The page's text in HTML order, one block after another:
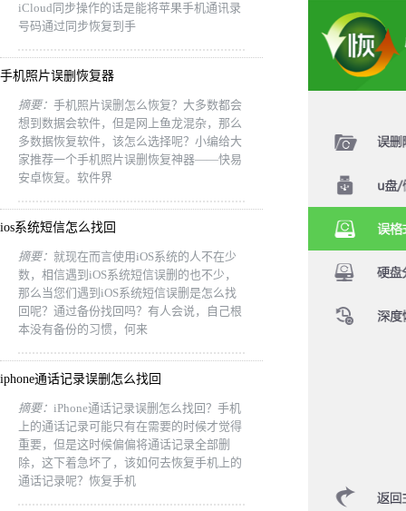
iCloud同步操作的话是能将苹果手机通讯录
号码通过同步恢复到手
手机照片误删恢复器
摘要： 手机照片误删怎么恢复？大多数都会
想到数据会软件，但是网上鱼龙混杂，那么
多数据恢复软件，该怎么选择呢？小编给大
家推荐一个手机照片误删恢复神器——快易
安卓恢复。软件界
ios系统短信怎么找回
摘要： 就现在而言使用iOS系统的人不在少
数，相信遇到iOS系统短信误删的也不少，
那么当您们遇到iOS系统短信误删是怎么找
回呢？通过备份找回吗？有人会说，自己根
本没有备份的习惯，何来
iphone通话记录误删怎么找回
摘要： iPhone通话记录误删怎么找回？手机
上的通话记录可能只有在需要的时候才觉得
重要，但是这时候偏偏将通话记录全部删
除，这下着急坏了，该如何去恢复手机上的
通话记录呢？恢复手机